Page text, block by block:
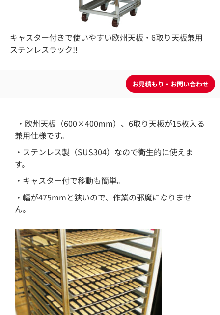
キャスター付きで使いやすい欧州天板・6取り天板兼用
ステンレスラック!!
・欧州天板（600×400mm）、6取り天板が15枚入る
兼用仕様です。
・ステンレス製（SUS304）なので衛生的に使えま
す。
・キャスター付で移動も簡単。
・幅が475mmと狭いので、作業の邪魔になりませ
ん。